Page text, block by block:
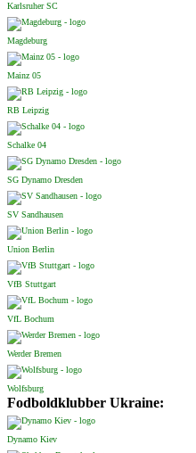
Karlsruher SC
Magdeburg
Mainz 05
RB Leipzig
Schalke 04
SG Dynamo Dresden
SV Sandhausen
Union Berlin
VfB Stuttgart
VfL Bochum
Werder Bremen
Wolfsburg
Fodboldklubber Ukraine:
Dynamo Kiev